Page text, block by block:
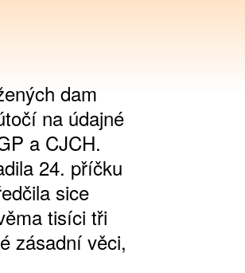
dam
na údajné
a CJCH.
24. příčku
sice
tisíci tři
zásadní věci,